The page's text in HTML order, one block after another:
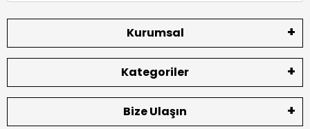
Kurumsal
Kategoriler
Bize Ulaşın